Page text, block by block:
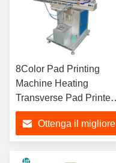
8Color Pad Printing
Machine Heating
Transverse Pad Printer
per maniglia in legno
Regolare di bilancia in
ciotola per cani in
ceramica
Ottenga il migliore